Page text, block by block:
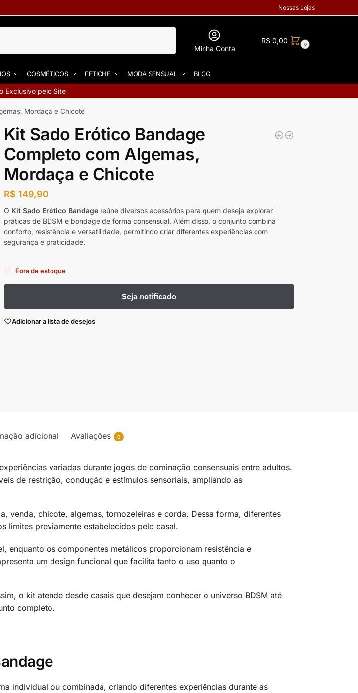
Nossas Lojas
Minha Conta
R$ 0,00 0
COSMÉTICOS FETICHE MODA SENSUAL BLOG
Exclusivo pelo Site
Mordaça e Chicote
Kit Sado Erótico Bandage
Completo com Algemas,
Mordaça e Chicote
R$ 149,90
O Kit Sado Erótico Bandagereúne diversos acessórios para quem deseja explorar
práticas de BDSM e bondage de forma consensual. Além disso, o conjunto combina
conforto, resistência e versatilidade, permitindo criar diferentes experiências com
segurança e praticidade.
Fora de estoque
Seja notificado
Adicionar a lista de desejos
adicional Avaliações 0
variadas durante jogos de dominação consensuais entre adultos.
de restrição, condução e estímulos sensoriais, ampliando as
venda, chicote, algemas, tornozeleiras e corda. Dessa forma, diferentes
limites previamente estabelecidos pelo casal.
enquanto os componentes metálicos proporcionam resistência e
um design funcional que facilita tanto o uso quanto o
o kit atende desde casais que desejam conhecer o universo BDSM até
completo.
individual ou combinada, criando diferentes experiências durante as